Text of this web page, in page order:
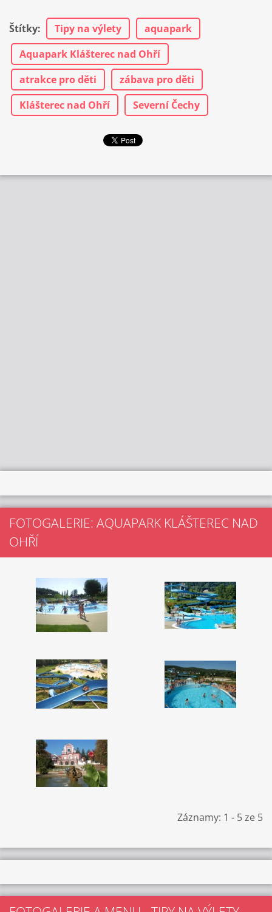
Štítky: Tipy na výlety
aquapark
Aquapark Klášterec nad Ohří
atrakce pro děti
zábava pro děti
Klášterec nad Ohří
Severní Čechy
FOTOGALERIE: AQUAPARK KLÁŠTEREC NAD
OHŘÍ
Záznamy: 1 - 5 ze 5